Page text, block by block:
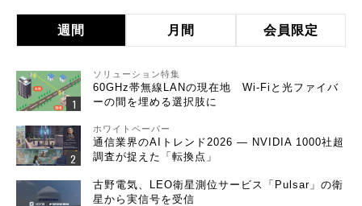
週間 月間 会員限定
ソリューション特集
60GHz帯無線LANの現在地 Wi-Fiと光ファイバ
ーの間を埋める選択肢に
ホワイトペーパー
通信業界のAIトレンド2026 ― NVIDIA 1000社超
調査が捉えた「転換点」
古野電気、LEO衛星測位サービス「Pulsar」の衛
星から実信号を受信